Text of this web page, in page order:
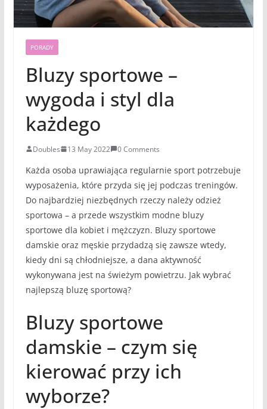
PORADY
Bluzy sportowe –
wygoda i styl dla
każdego
Doubles 13 May 2022 0 Comments
Każda osoba uprawiająca regularnie sport potrzebuje
wyposażenia, które przyda się jej podczas treningów.
Do najbardziej niezbędnych rzeczy należy odzież
sportowa – a przede wszystkim modne bluzy
sportowe dla kobiet i mężczyzn. Bluzy sportowe
damskie oraz męskie przydadzą się zawsze wtedy,
kiedy dni są chłodniejsze, a dana aktywność
wykonywana jest na świeżym powietrzu. Jak wybrać
najlepszą bluzę sportową?
Bluzy sportowe
damskie – czym się
kierować przy ich
wyborze?